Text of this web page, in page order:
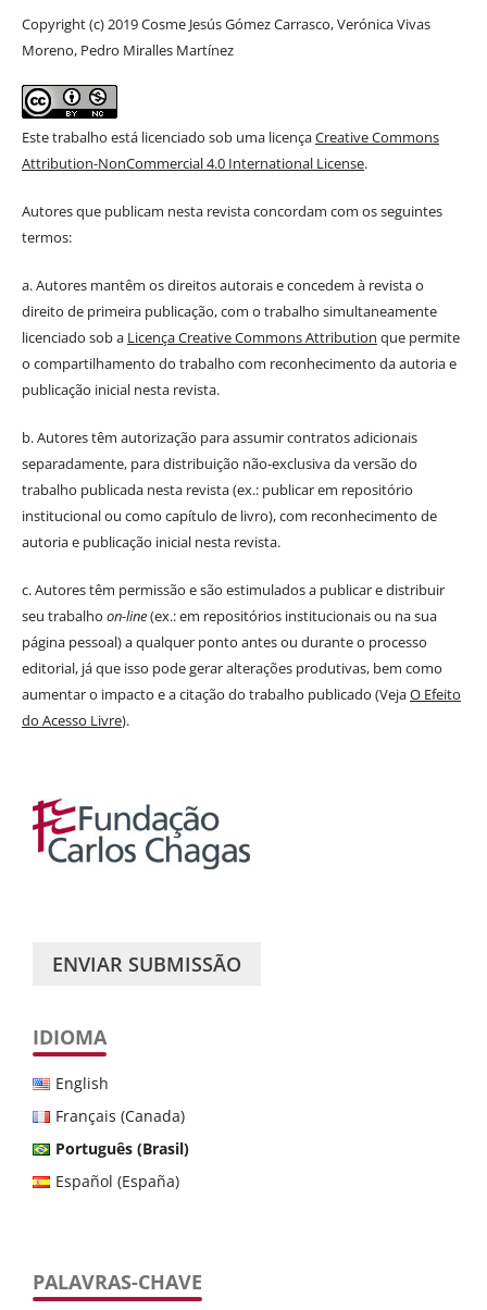
Copyright (c) 2019 Cosme Jesús Gómez Carrasco, Verónica Vivas
Moreno, Pedro Miralles Martínez
Este trabalho está licenciado sob uma licençaCreative Commons
Attribution-NonCommercial 4.0 International License.
Autores que publicam nesta revista concordam com os seguintes
termos:
a. Autores mantêm os direitos autorais e concedem à revista o
direito de primeira publicação, com o trabalho simultaneamente
licenciado sob a Licença Creative Commons Attribution que permite
o compartilhamento do trabalho com reconhecimento da autoria e
publicação inicial nesta revista.
b. Autores têm autorização para assumir contratos adicionais
separadamente, para distribuição não-exclusiva da versão do
trabalho publicada nesta revista (ex.: publicar em repositório
institucional ou como capítulo de livro), com reconhecimento de
autoria e publicação inicial nesta revista.
c. Autores têm permissão e são estimulados a publicar e distribuir
seu trabalho on-line(ex.: em repositórios institucionais ou na sua
página pessoal) a qualquer ponto antes ou durante o processo
editorial, já que isso pode gerar alterações produtivas, bem como
aumentar o impacto e a citação do trabalho publicado (VejaO Efeito
do Acesso Livre).
ENVIAR SUBMISSÃO
IDIOMA
English
Français (Canada)
Português (Brasil)
Español (España)
PALAVRAS-CHAVE